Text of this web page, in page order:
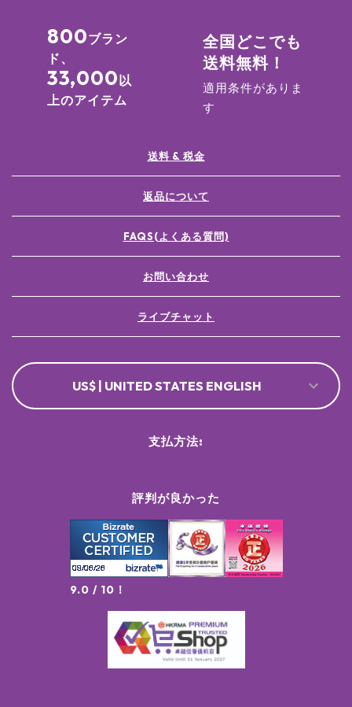
800ブラン
ド、
33,000以
上のアイテム
全国どこでも
送料無料！
適用条件がありま
す
送料 & 税金
返品について
FAQS(よくある質問)
お問い合わせ
ライブチャット
US$ | UNITED STATES ENGLISH
評判が良かった
9.0 / 10！
支払方法: